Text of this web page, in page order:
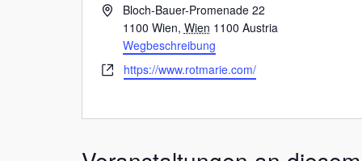
A
e
s
e
Bloch-Bauer-Promenade 22
1100 Wien, Wien 1100 Austria
Wegbeschreibung
W
s
i
https://www.rotmarie.com/